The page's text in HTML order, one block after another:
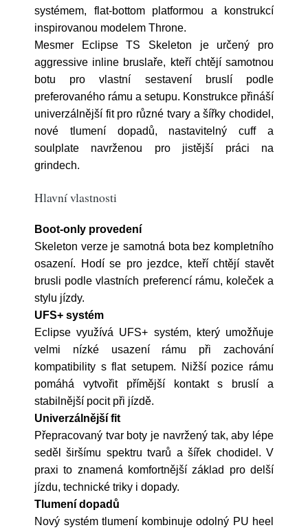
systémem, flat-bottom platformou a konstrukcí
inspirovanou modelem Throne.
Mesmer Eclipse TS Skeleton je určený pro
aggressive inline bruslaře, kteří chtějí samotnou
botu pro vlastní sestavení bruslí podle
preferovaného rámu a setupu. Konstrukce přináší
univerzálnější fit pro různé tvary a šířky chodidel,
nové tlumení dopadů, nastavitelný cuff a
soulplate navrženou pro jistější práci na
grindech.
Hlavní vlastnosti
Boot-only provedení
Skeleton verze je samotná bota bez kompletního
osazení. Hodí se pro jezdce, kteří chtějí stavět
brusli podle vlastních preferencí rámu, koleček a
stylu jízdy.
UFS+ systém
Eclipse využívá UFS+ systém, který umožňuje
velmi nízké usazení rámu při zachování
kompatibility s flat setupem. Nižší pozice rámu
pomáhá vytvořit přímější kontakt s bruslí a
stabilnější pocit při jízdě.
Univerzálnější fit
Přepracovaný tvar boty je navržený tak, aby lépe
seděl širšímu spektru tvarů a šířek chodidel. V
praxi to znamená komfortnější základ pro delší
jízdu, technické triky i dopady.
Tlumení dopadů
Nový systém tlumení kombinuje odolný PU heel